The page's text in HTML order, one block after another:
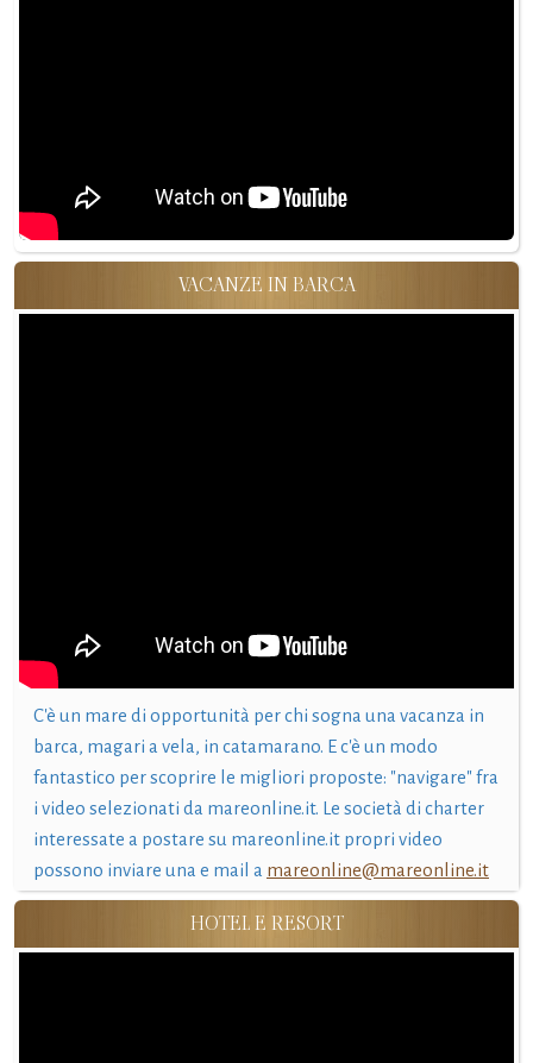
VACANZE IN BARCA
C'è un mare di opportunità per chi sogna una vacanza in
barca, magari a vela, in catamarano. E c'è un modo
fantastico per scoprire le migliori proposte: "navigare" fra
i video selezionati da mareonline.it. Le società di charter
interessate a postare su mareonline.it propri video
possono inviare una e mail a mareonline@mareonline.it
HOTEL E RESORT